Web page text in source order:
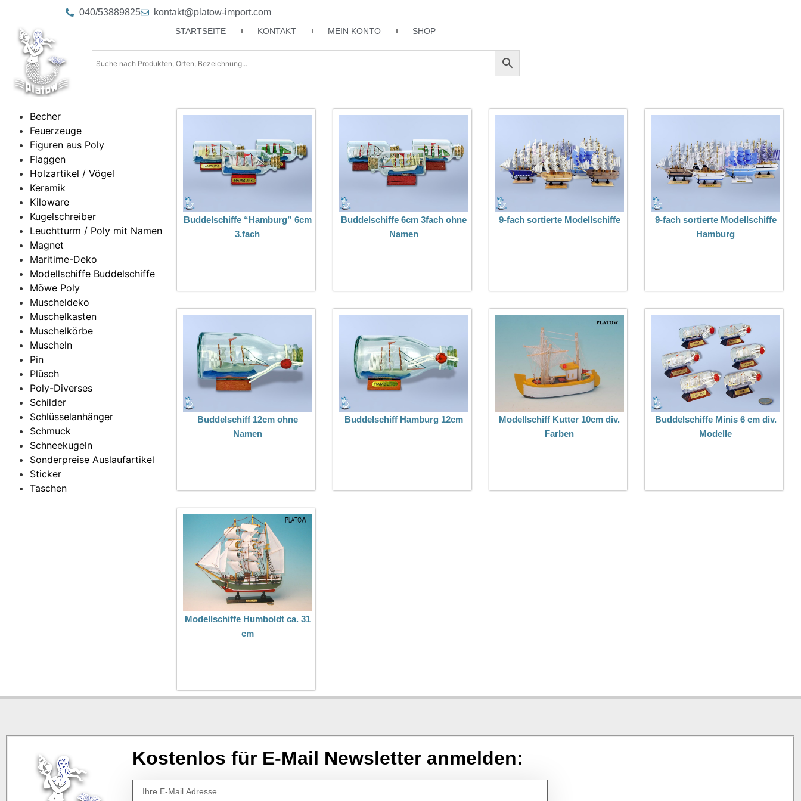
040/53889825 kontakt@platow-import.com
STARTSEITE KONTAKT MEIN KONTO SHOP
Becher
Feuerzeuge
Figuren aus Poly
Flaggen
Holzartikel / Vögel
Keramik
Kiloware
Kugelschreiber
Leuchtturm / Poly mit Namen
Magnet
Maritime-Deko
Modellschiffe Buddelschiffe
Möwe Poly
Muscheldeko
Muschelkasten
Muschelkörbe
Muscheln
Pin
Plüsch
Poly-Diverses
Schilder
Schlüsselanhänger
Schmuck
Schneekugeln
Sonderpreise Auslaufartikel
Sticker
Taschen
Buddelschiffe “Hamburg” 6cm
3.fach
Buddelschiffe 6cm 3fach ohne
Namen
9-fach sortierte Modellschiffe
9-fach sortierte Modellschiffe
Hamburg
Buddelschiff 12cm ohne
Namen
Buddelschiff Hamburg 12cm
Modellschiff Kutter 10cm div.
Farben
Buddelschiffe Minis 6 cm div.
Modelle
Modellschiffe Humboldt ca. 31
cm
Kostenlos für E-Mail Newsletter anmelden: